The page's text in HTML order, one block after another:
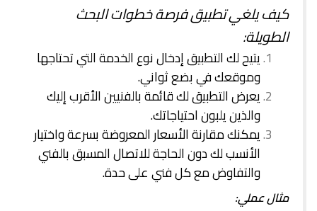
كيف يلغي تطبيق فرصة خطوات البحث
الطويلة:
يتيح لك التطبيق إدخال نوع الخدمة التي تحتاجها
وموقعك في بضع ثواني.
يعرض التطبيق لك قائمة بالفنيين الأقرب إليك
والذين يلبون احتياجاتك.
يمكنك مقارنة الأسعار المعروضة بسرعة واختيار
الأنسب لك دون الحاجة للاتصال المسبق بالفني
والتفاوض مع كل فني على حدة.
مثال عملي: